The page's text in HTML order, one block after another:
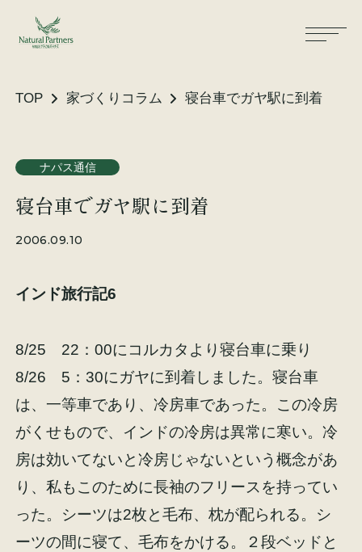
TOP 家づくりコラム 寝台車でガヤ駅に到着
ナパス通信
寝台車でガヤ駅に到着
2006.09.10
インド旅行記6
8/25 22：00にコルカタより寝台車に乗り
8/26 5：30にガヤに到着しました。寝台車
は、一等車であり、冷房車であった。この冷房
がくせもので、インドの冷房は異常に寒い。冷
房は効いてないと冷房じゃないという概念があ
り、私もこのために長袖のフリースを持ってい
った。シーツは2枚と毛布、枕が配られる。シ
ーツの間に寝て、毛布をかける。２段ベッドと
大工が建てる家
気候風土適応住宅
性能・素材
リノベーション
保証・保険
施工事例 お客様の声